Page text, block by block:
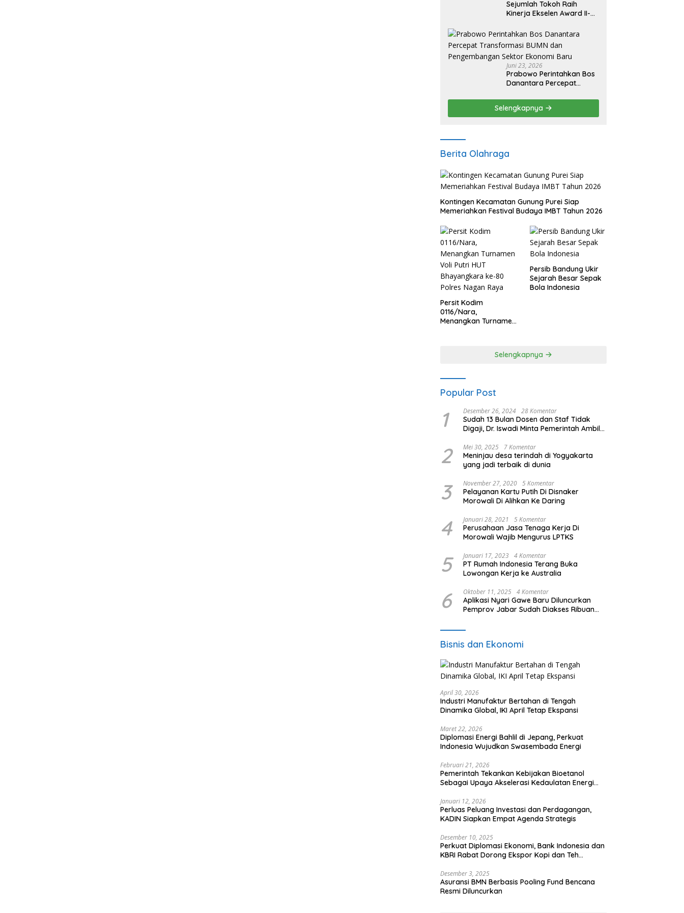
Sejumlah Tokoh Raih
Kinerja Ekselen Award II-
Juni 23, 2026
Prabowo Perintahkan Bos
Danantara Percepat
Pengembangan Sektor
Ekonomi Baru
Selengkapnya
Berita Olahraga
Kontingen Kecamatan Gunung Purei Siap
Memeriahkan Festival Budaya IMBT Tahun 2026
Persit Kodim
0116/Nara,
Menangkan Turnamen
Persib Bandung Ukir
Sejarah Besar Sepak
Bola Indonesia
Selengkapnya
Popular Post
1 Desember 26, 2024 28 Komentar
Sudah 13 Bulan Dosen dan Staf Tidak
Digaji, Dr. Iswadi Minta Pemerintah Ambil
2 Mei 30, 2025 7 Komentar
Meninjau desa terindah di Yogyakarta
yang jadi terbaik di dunia
3 November 27, 2020 5 Komentar
Pelayanan Kartu Putih Di Disnaker
Morowali Di Alihkan Ke Daring
4 Januari 28, 2021 5 Komentar
Perusahaan Jasa Tenaga Kerja Di
Morowali Wajib Mengurus LPTKS
5 Januari 17, 2023 4 Komentar
PT Rumah Indonesia Terang Buka
Lowongan Kerja ke Australia
6 Oktober 11, 2025 4 Komentar
Aplikasi Nyari Gawe Baru Diluncurkan
Pemprov Jabar Sudah Diakses Ribuan
Bisnis dan Ekonomi
April 30, 2026
Industri Manufaktur Bertahan di Tengah
Dinamika Global, IKI April Tetap Ekspansi
Maret 22, 2026
Diplomasi Energi Bahlil di Jepang, Perkuat
Indonesia Wujudkan Swasembada Energi
Februari 21, 2026
Pemerintah Tekankan Kebijakan Bioetanol
Sebagai Upaya Akselerasi Kedaulatan Energi
Januari 12, 2026
Perluas Peluang Investasi dan Perdagangan,
KADIN Siapkan Empat Agenda Strategis
Desember 10, 2025
Perkuat Diplomasi Ekonomi, Bank Indonesia dan
KBRI Rabat Dorong Ekspor Kopi dan Teh
Desember 3, 2025
Asuransi BMN Berbasis Pooling Fund Bencana
Resmi Diluncurkan